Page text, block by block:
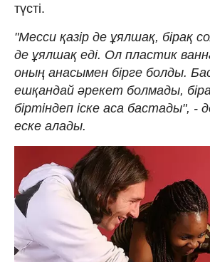
түсті.
"Месси қазір де ұялшақ, бірақ
де ұялшақ еді. Ол пластик
оның анасымен бірге болды.
ешқандай әрекет болмады,
біртіндеп іске аса бастады",
еске алады.